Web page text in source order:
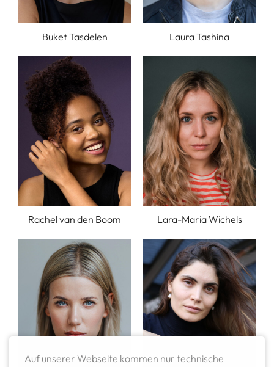
Buket Tasdelen Laura Tashina
Rachel van den Boom Lara-Maria Wichels
Auf unserer Webseite kommen nur technische